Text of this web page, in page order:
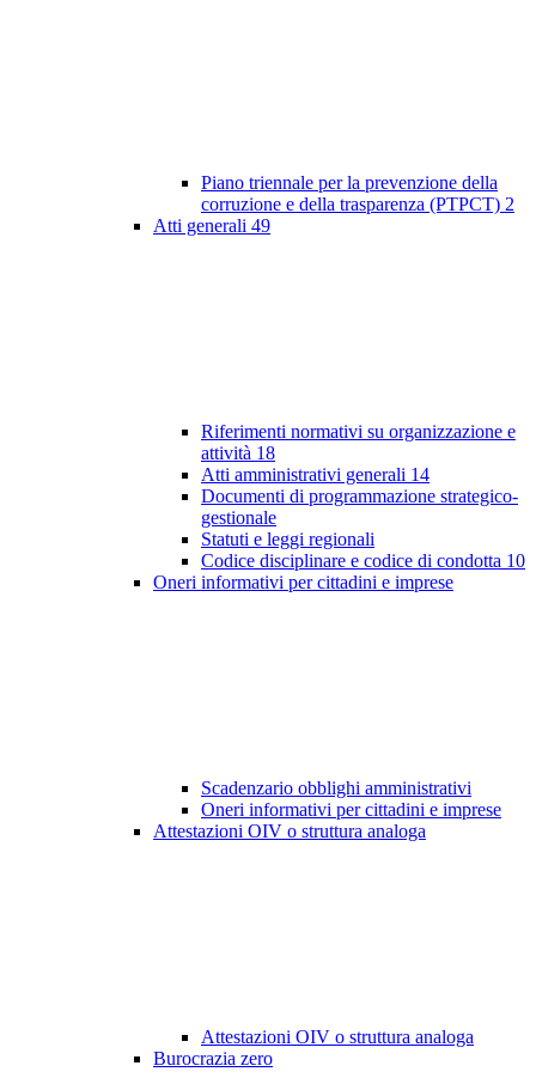
Piano triennale per la prevenzione della
corruzione e della trasparenza (PTPCT) 2
Atti generali 49
Riferimenti normativi su organizzazione e
attività 18
Atti amministrativi generali 14
Documenti di programmazione strategico-
gestionale
Statuti e leggi regionali
Codice disciplinare e codice di condotta 10
Oneri informativi per cittadini e imprese
Scadenzario obblighi amministrativi
Oneri informativi per cittadini e imprese
Attestazioni OIV o struttura analoga
Attestazioni OIV o struttura analoga
Burocrazia zero